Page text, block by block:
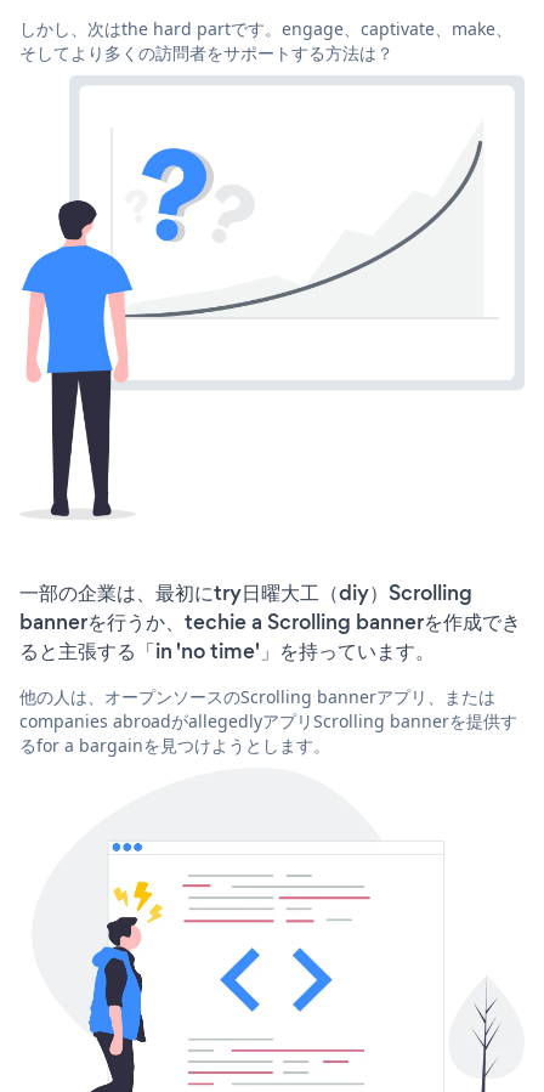
しかし、次はthe hard partです。engage、captivate、make、
そしてより多くの訪問者をサポートする方法は？
一部の企業は、最初にtry日曜大工（diy）Scrolling
bannerを行うか、techie a Scrolling bannerを作成でき
ると主張する「in 'no time'」を持っています。
他の人は、オープンソースのScrolling bannerアプリ、または
companies abroadがallegedlyアプリScrolling bannerを提供す
るfor a bargainを見つけようとします。